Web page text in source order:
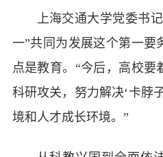
上海交通大学党委书
一”共同为发展这个第一要
点是教育。“今后，高校
科研攻关，努力解决‘卡脖
境和人才成长环境。”